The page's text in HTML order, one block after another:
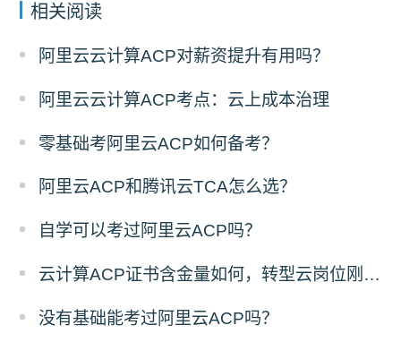
相关阅读
阿里云云计算ACP对薪资提升有用吗？
阿里云云计算ACP考点：云上成本治理
零基础考阿里云ACP如何备考？
阿里云ACP和腾讯云TCA怎么选？
自学可以考过阿里云ACP吗？
云计算ACP证书含金量如何，转型云岗位刚需吗？
没有基础能考过阿里云ACP吗？